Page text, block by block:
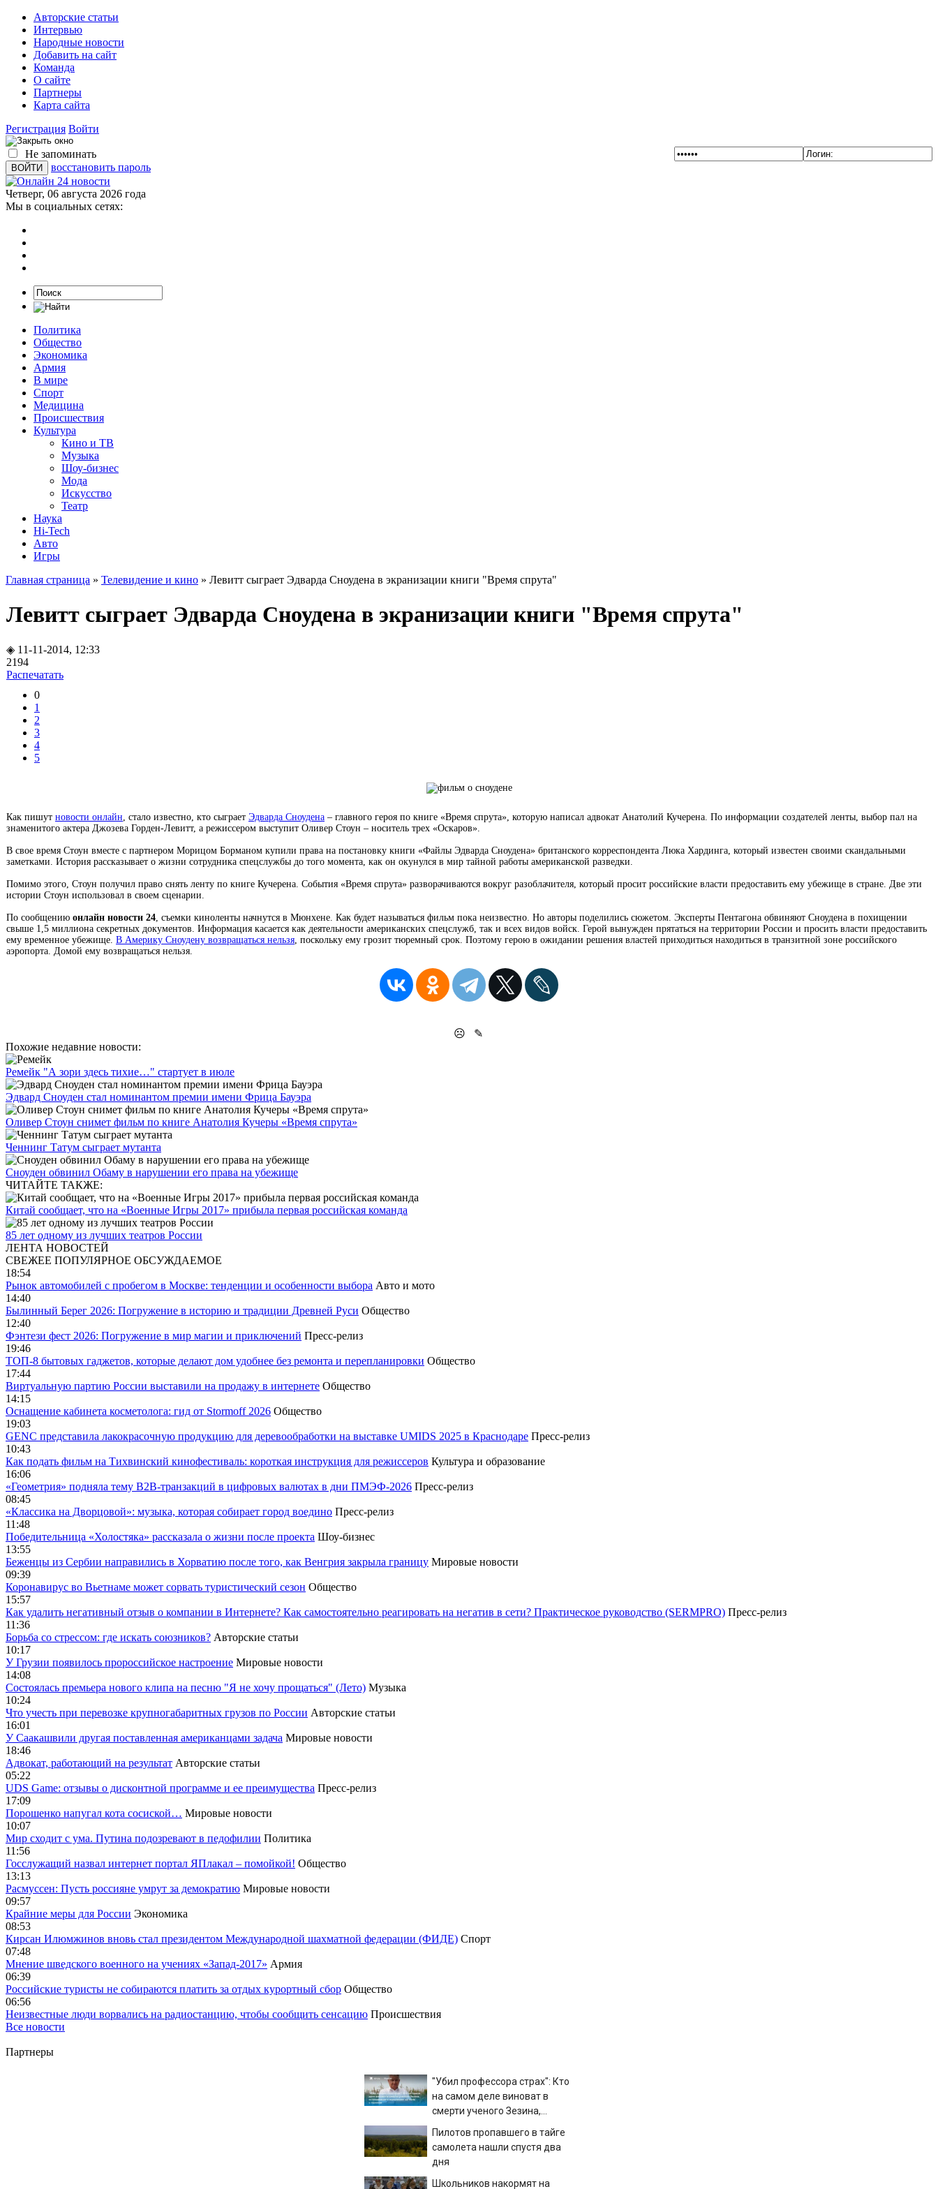
Авторские статьи
Интервью
Народные новости
Добавить на сайт
Команда
О сайте
Партнеры
Карта сайта
Регистрация Войти
Не запоминать
восстановить пароль
Четверг, 06 августа 2026 года
Мы в социальных сетях:
Политика
Общество
Экономика
Армия
В мире
Спорт
Медицина
Происшествия
Культура
Кино и ТВ
Музыка
Шоу-бизнес
Мода
Искусство
Театр
Наука
Hi-Tech
Авто
Игры
Главная страница » Телевидение и кино » Левитт сыграет Эдварда Сноудена в экранизации книги "Время спрута"
Левитт сыграет Эдварда Сноудена в экранизации книги "Время спрута"
◈ 11-11-2014, 12:33
2194
Распечатать
0
1
2
3
4
5
Как пишут новости онлайн , стало известно, кто сыграет Эдварда Сноудена – главного героя по книге «Время спрута», которую написал адвокат Анатолий Кучерена. По информации создателей ленты, выбор пал на
знаменитого актера Джозева Горден-Левитт, а режиссером выступит Оливер Стоун – носитель трех «Оскаров».
В свое время Стоун вместе с партнером Морицом Борманом купили права на постановку книги «Файлы Эдварда Сноудена» британского корреспондента Люка Хардинга, который известен своими скандальными
заметками. История рассказывает о жизни сотрудника спецслужбы до того момента, как он окунулся в мир тайной работы американской разведки.
Помимо этого, Стоун получил право снять ленту по книге Кучерена. События «Время спрута» разворачиваются вокруг разоблачителя, который просит российские власти предоставить ему убежище в стране. Две эти
истории Стоун использовал в своем сценарии.
По сообщению онлайн новости 24 , съемки киноленты начнутся в Мюнхене. Как будет называться фильм пока неизвестно. Но авторы поделились сюжетом. Эксперты Пентагона обвиняют Сноудена в похищении
свыше 1,5 миллиона секретных документов. Информация касается как деятельности американских спецслужб, так и всех видов войск. Герой вынужден прятаться на территории России и просить власти предоставить
ему временное убежище. В Америку Сноудену возвращаться нельзя , поскольку ему грозит тюремный срок. Поэтому герою в ожидании решения властей приходиться находиться в транзитной зоне российского
аэропорта. Домой ему возвращаться нельзя.
☹
✎
Похожие недавние новости:
Ремейк "А зори здесь тихие…" стартует в июле
Эдвард Сноуден стал номинантом премии имени Фрица Бауэра
Оливер Стоун снимет фильм по книге Анатолия Кучеры «Время спрута»
Ченнинг Татум сыграет мутанта
Сноуден обвинил Обаму в нарушении его права на убежище
ЧИТАЙТЕ ТАКЖЕ:
Китай сообщает, что на «Военные Игры 2017» прибыла первая российская команда
85 лет одному из лучших театров России
ЛЕНТА НОВОСТЕЙ
СВЕЖЕЕ ПОПУЛЯРНОЕ ОБСУЖДАЕМОЕ
18:54
Рынок автомобилей с пробегом в Москве: тенденции и особенности выбора Авто и мото
14:40
Былинный Берег 2026: Погружение в историю и традиции Древней Руси Общество
12:40
Фэнтези фест 2026: Погружение в мир магии и приключений Пресс-релиз
19:46
ТОП-8 бытовых гаджетов, которые делают дом удобнее без ремонта и перепланировки Общество
17:44
Виртуальную партию России выставили на продажу в интернете Общество
14:15
Оснащение кабинета косметолога: гид от Stormoff 2026 Общество
19:03
GENC представила лакокрасочную продукцию для деревообработки на выставке UMIDS 2025 в Краснодаре Пресс-релиз
10:43
Как подать фильм на Тихвинский кинофестиваль: короткая инструкция для режиссеров Культура и образование
16:06
«Геометрия» подняла тему B2B-транзакций в цифровых валютах в дни ПМЭФ-2026 Пресс-релиз
08:45
«Классика на Дворцовой»: музыка, которая собирает город воедино Пресс-релиз
11:48
Победительница «Холостяка» рассказала о жизни после проекта Шоу-бизнес
13:55
Беженцы из Сербии направились в Хорватию после того, как Венгрия закрыла границу Мировые новости
09:39
Коронавирус во Вьетнаме может сорвать туристический сезон Общество
15:57
Как удалить негативный отзыв о компании в Интернете? Как самостоятельно реагировать на негатив в сети? Практическое руководство (SERMPRO) Пресс-релиз
11:36
Борьба со стрессом: где искать союзников? Авторские статьи
10:17
У Грузии появилось пророссийское настроение Мировые новости
14:08
Cостоялась премьера нового клипа на песню "Я не хочу прощаться" (Лето) Музыка
10:24
Что учесть при перевозке крупногабаритных грузов по России Авторские статьи
16:01
У Саакашвили другая поставленная американцами задача Мировые новости
18:46
Адвокат, работающий на результат Авторские статьи
05:22
UDS Game: отзывы о дисконтной программе и ее преимущества Пресс-релиз
17:09
Порошенко напугал кота сосиской… Мировые новости
10:07
Мир сходит с ума. Путина подозревают в педофилии Политика
11:56
Госслужащий назвал интернет портал ЯПлакал – помойкой! Общество
13:13
Расмуссен: Пусть россияне умрут за демократию Мировые новости
09:57
Крайние меры для России Экономика
08:53
Кирсан Илюмжинов вновь стал президентом Международной шахматной федерации (ФИДЕ) Спорт
07:48
Мнение шведского военного на учениях «Запад-2017» Армия
06:39
Российские туристы не собираются платить за отдых курортный сбор Общество
06:56
Неизвестные люди ворвались на радиостанцию, чтобы сообщить сенсацию Происшествия
Все новости
Партнеры
"Убил профессора страх": Кто
на самом деле виноват в
смерти ученого Зезина,
на поле с горохом
Пилотов пропавшего в тайге
самолета нашли спустя два
дня
Школьников накормят на